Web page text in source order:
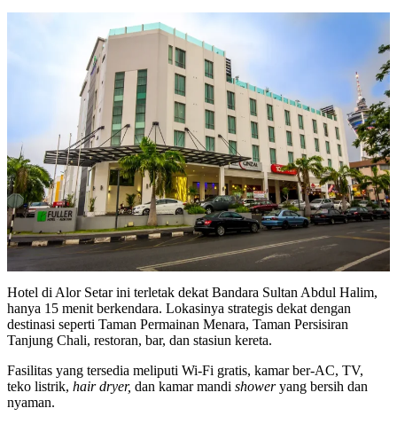
Hotel di Alor Setar ini terletak dekat Bandara Sultan Abdul Halim,
hanya 15 menit berkendara. Lokasinya strategis dekat dengan
destinasi seperti Taman Permainan Menara, Taman Persisiran
Tanjung Chali, restoran, bar, dan stasiun kereta.
Fasilitas yang tersedia meliputi Wi-Fi gratis, kamar ber-AC, TV,
teko listrik, hair dryer, dan kamar mandi showeryang bersih dan
nyaman.